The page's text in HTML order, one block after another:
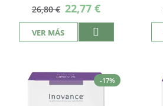
26,80 € Precio
especial
22,77 €
VER MÁS
-17%